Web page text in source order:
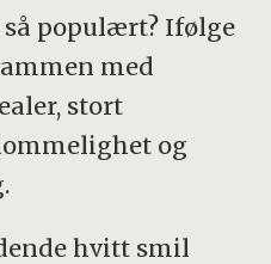
populært? Ifølge
med
stort
og
hvitt smil